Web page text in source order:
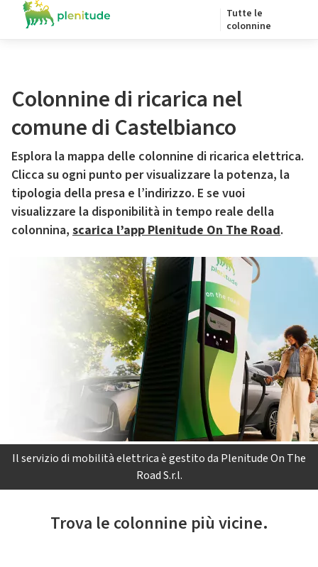
Tutte le
colonnine
Colonnine di ricarica nel
comune di Castelbianco
Esplora la mappa delle colonnine di ricarica elettrica.
Clicca su ogni punto per visualizzare la potenza, la
tipologia della presa e l’indirizzo. E se vuoi
visualizzare la disponibilità in tempo reale della
colonnina, scarica l’app Plenitude On The Road.
Il servizio di mobilità elettrica è gestito da Plenitude On The
Road S.r.l.
Trova le colonnine più vicine.